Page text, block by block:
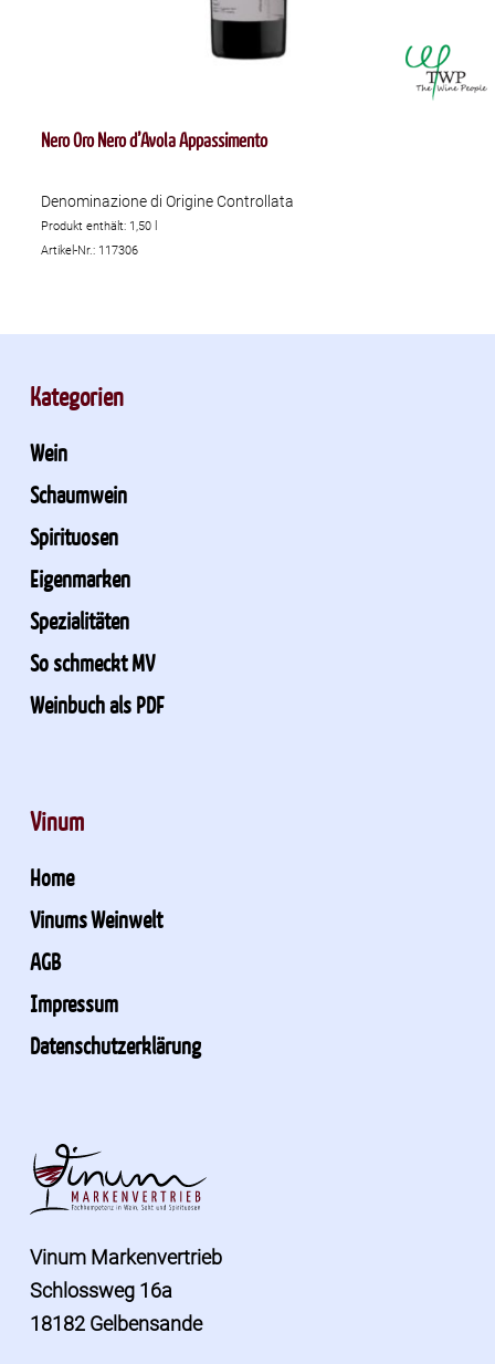
Nero Oro Nero d’Avola Appassimento
Denominazione di Origine Controllata
Produkt enthält: 1,50
Artikel-Nr.: 117306
Kategorien
Wein
Schaumwein
Spirituosen
Eigenmarken
Spezialitäten
So schmeckt MV
Weinbuch als PDF
Vinum
Home
Vinums Weinwelt
AGB
Impressum
Datenschutzerklärung
Vinum Markenvertrieb
Schlossweg 16a
18182 Gelbensande